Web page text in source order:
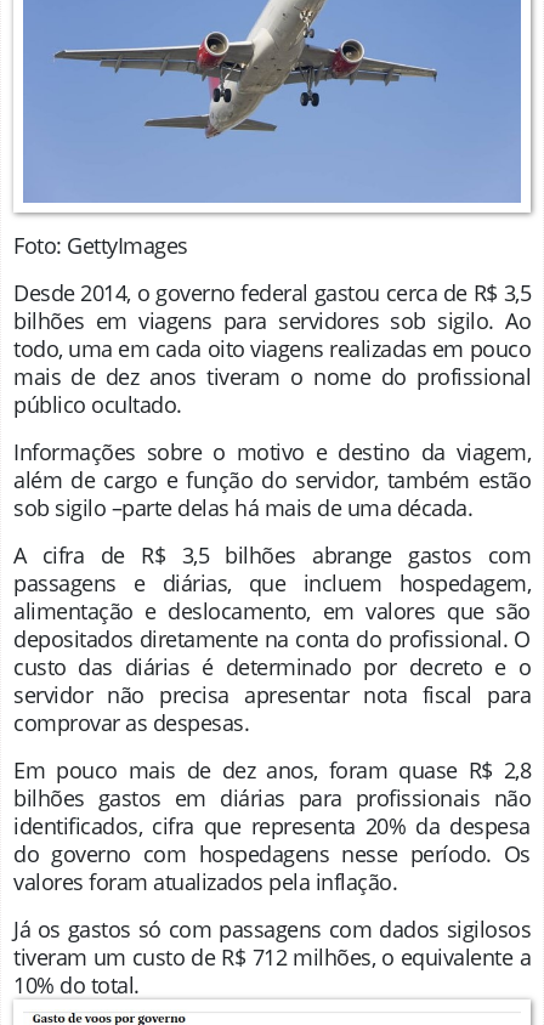
Foto: GettyImages
Desde 2014, o governo federal gastou cerca de R$ 3,5
bilhões em viagens para servidores sob sigilo. Ao
todo, uma em cada oito viagens realizadas em pouco
mais de dez anos tiveram o nome do profissional
público ocultado.
Informações sobre o motivo e destino da viagem,
além de cargo e função do servidor, também estão
sob sigilo –parte delas há mais de uma década.
A cifra de R$ 3,5 bilhões abrange gastos com
passagens e diárias, que incluem hospedagem,
alimentação e deslocamento, em valores que são
depositados diretamente na conta do profissional. O
custo das diárias é determinado por decreto e o
servidor não precisa apresentar nota fiscal para
comprovar as despesas.
Em pouco mais de dez anos, foram quase R$ 2,8
bilhões gastos em diárias para profissionais não
identificados, cifra que representa 20% da despesa
do governo com hospedagens nesse período. Os
valores foram atualizados pela inflação.
Já os gastos só com passagens com dados sigilosos
tiveram um custo de R$ 712 milhões, o equivalente a
10% do total.